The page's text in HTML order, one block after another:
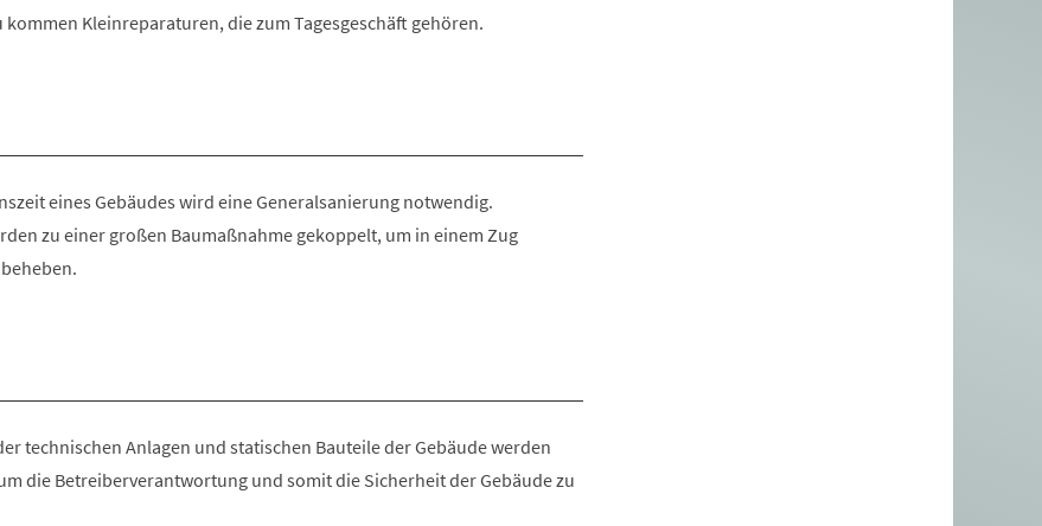
Kleinreparaturen, die zum Tagesgeschäft gehören.
eines Gebäudes wird eine Generalsanierung notwendig.
zu einer großen Baumaßnahme gekoppelt, um in einem Zug
technischen Anlagen und statischen Bauteile der Gebäude werden
die Betreiberverantwortung und somit die Sicherheit der Gebäude zu